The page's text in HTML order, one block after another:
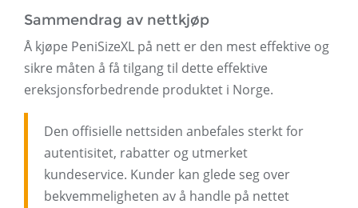
Sammendrag av nettkjøp
Å kjøpe PeniSizeXL på nett er den mest effektive og
sikre måten å få tilgang til dette effektive
ereksjonsforbedrende produktet i Norge.
Den offisielle nettsiden anbefales sterkt for
autentisitet, rabatter og utmerket
kundeservice. Kunder kan glede seg over
bekvemmeligheten av å handle på nettet